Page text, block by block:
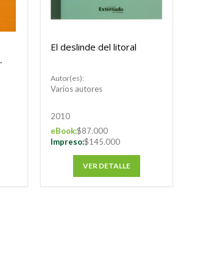
El deslinde del litoral
Autor(es):
Varios autores
2010
eBook:$87.000
Impreso:$145.000
VER DETALLE